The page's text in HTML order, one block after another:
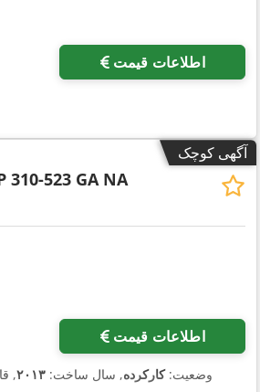
اطلاعات قیمت
آگهی کوچک
310-523 GA NA
اطلاعات قیمت
وضعیت:کارکرده, سال ساخت: ۲۰۱۳,